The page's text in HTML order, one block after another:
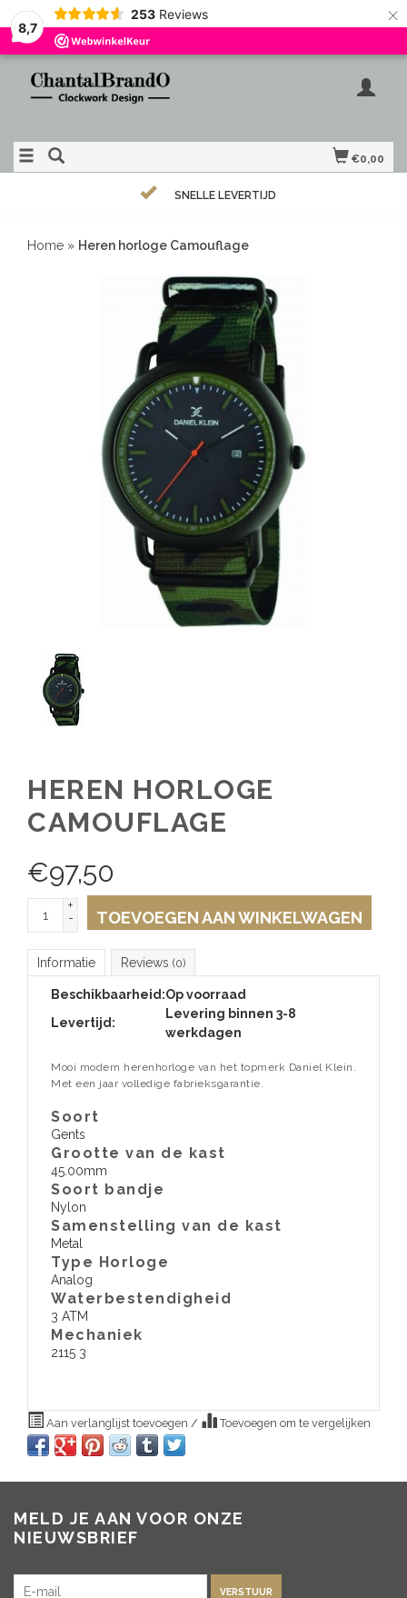
8,7
253 Reviews ×
€0,00
SNELLE LEVERTIJD
Home » Heren horloge Camouflage
HEREN HORLOGE
CAMOUFLAGE
€97,50
+
-
TOEVOEGEN AAN WINKELWAGEN
Informatie Reviews (0)
Beschikbaarheid:Op voorraad
Levertijd:
Levering binnen 3-8
werkdagen
Mooi modern herenhorloge van het topmerk Daniel Klein.
Met een jaar volledige fabrieksgarantie.
Soort
Gents
Grootte van de kast
45.00mm
Soort bandje
Nylon
Samenstelling van de kast
Metal
Type Horloge
Analog
Waterbestendigheid
3 ATM
​Mechaniek
2115 3
Aan verlanglijst toevoegen / Toevoegen om te vergelijken
MELD JE AAN VOOR ONZE
NIEUWSBRIEF
VERSTUUR